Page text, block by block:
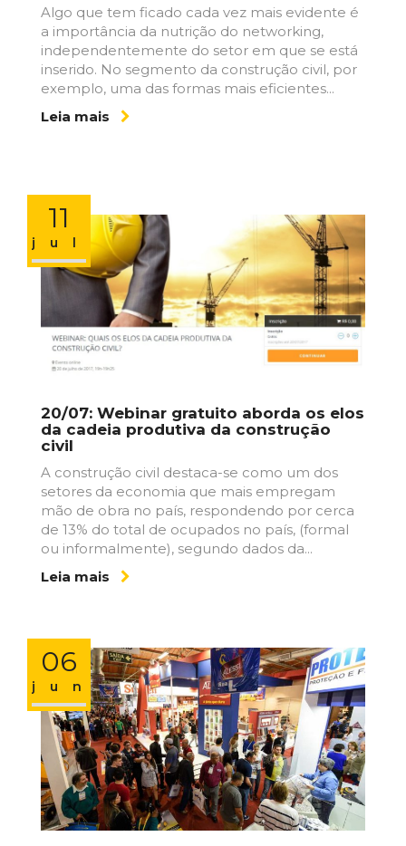
Algo que tem ficado cada vez mais evidente é
a importância da nutrição do networking,
independentemente do setor em que se está
inserido. No segmento da construção civil, por
exemplo, uma das formas mais eficientes...
Leia mais
11
jul
20/07: Webinar gratuito aborda os elos
da cadeia produtiva da construção
civil
A construção civil destaca-se como um dos
setores da economia que mais empregam
mão de obra no país, respondendo por cerca
de 13% do total de ocupados no país, (formal
ou informalmente), segundo dados da...
Leia mais
06
jun